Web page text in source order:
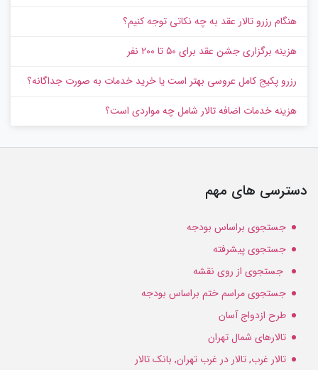
هنگام رزرو تالار عقد به چه نکاتی توجه کنیم؟
هزینه برگزاری جشن عقد برای ۵۰ تا ۲۰۰ نفر
رزرو پکیج کامل عروسی بهتر است یا خرید خدمات به‌ صورت جداگانه؟
هزینه خدمات اضافه تالار شامل چه مواردی است؟
دسترسی های مهم
جستجوی براساس بودجه
جستجوی پیشرفته
جستجوی از روی نقشه
جستجوی مراسم ختم براساس بودجه
طرح ازدواج آسان
تالارهای شمال تهران
تالار غرب, تالار در غرب تهران, بانک تالار